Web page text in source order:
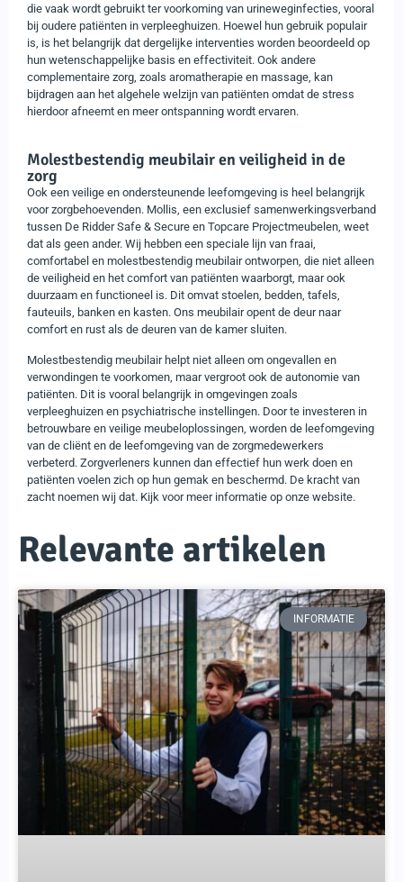
die vaak wordt gebruikt ter voorkoming van urineweginfecties, vooral
bij oudere patiënten in verpleeghuizen. Hoewel hun gebruik populair
is, is het belangrijk dat dergelijke interventies worden beoordeeld op
hun wetenschappelijke basis en effectiviteit. Ook andere
complementaire zorg, zoals aromatherapie en massage, kan
bijdragen aan het algehele welzijn van patiënten omdat de stress
hierdoor afneemt en meer ontspanning wordt ervaren.
Molestbestendig meubilair en veiligheid in de
zorg
Ook een veilige en ondersteunende leefomgeving is heel belangrijk
voor zorgbehoevenden. Mollis, een exclusief samenwerkingsverband
tussen De Ridder Safe & Secure en Topcare Projectmeubelen, weet
dat als geen ander. Wij hebben een speciale lijn van fraai,
comfortabel en molestbestendig meubilair ontworpen, die niet alleen
de veiligheid en het comfort van patiënten waarborgt, maar ook
duurzaam en functioneel is. Dit omvat stoelen, bedden, tafels,
fauteuils, banken en kasten. Ons meubilair opent de deur naar
comfort en rust als de deuren van de kamer sluiten.
Molestbestendig meubilair helpt niet alleen om ongevallen en
verwondingen te voorkomen, maar vergroot ook de autonomie van
patiënten. Dit is vooral belangrijk in omgevingen zoals
verpleeghuizen en psychiatrische instellingen. Door te investeren in
betrouwbare en veilige meubeloplossingen, worden de leefomgeving
van de cliënt en de leefomgeving van de zorgmedewerkers
verbeterd. Zorgverleners kunnen dan effectief hun werk doen en
patiënten voelen zich op hun gemak en beschermd. De kracht van
zacht noemen wij dat. Kijk voor meer informatie op onze website.
Relevante artikelen
INFORMATIE